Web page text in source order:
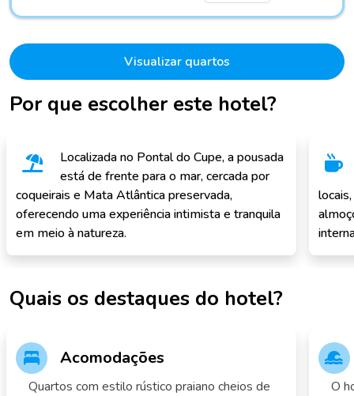
Por que escolher este hotel?
Localizada no Pontal do Cupe, a pousada
está de frente para o mar, cercada por
coqueirais e Mata Atlântica preservada,
oferecendo uma experiência intimista e tranquila
em meio à natureza.
Visualizar quartos
Quais os destaques do hotel?
Acomodações
Quartos com estilo rústico praiano cheios de
O